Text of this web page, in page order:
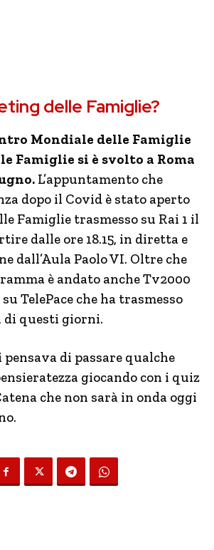
delle Famiglie?
Mondiale delle Famiglie
Famiglie si è svolto a Roma
L’appuntamento che
dopo il Covid è stato aperto
Famiglie trasmesso su Rai 1 il
dalle ore 18.15, in diretta e
dall’Aula Paolo VI. Oltre che
è andato anche Tv2000
TelePace che ha trasmesso
questi giorni.
pensava di passare qualche
giocando con i quiz
che non sarà in onda oggi